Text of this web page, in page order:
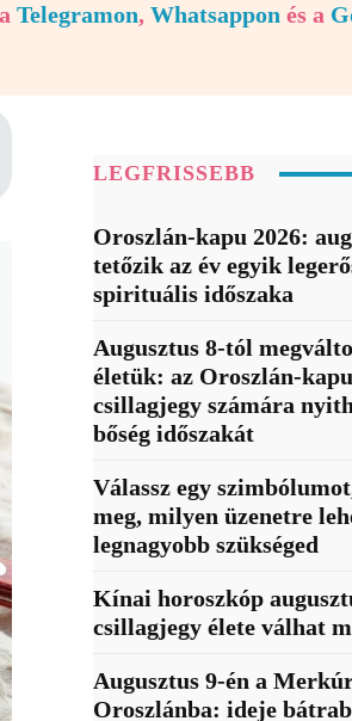
Telegramon, Whatsappon és a
LEGFRISSEBB
Oroszlán-kapu 2026:
tetőzik az év egyik
spirituális időszaka
Augusztus 8-tól
életük: az Oroszlán-
csillagjegy számára
bőség időszakát
Válassz egy
meg, milyen üzenetre
legnagyobb szükséged
Kínai horoszkóp
csillagjegy élete válhat
Augusztus 9-én a
Oroszlánba: ideje